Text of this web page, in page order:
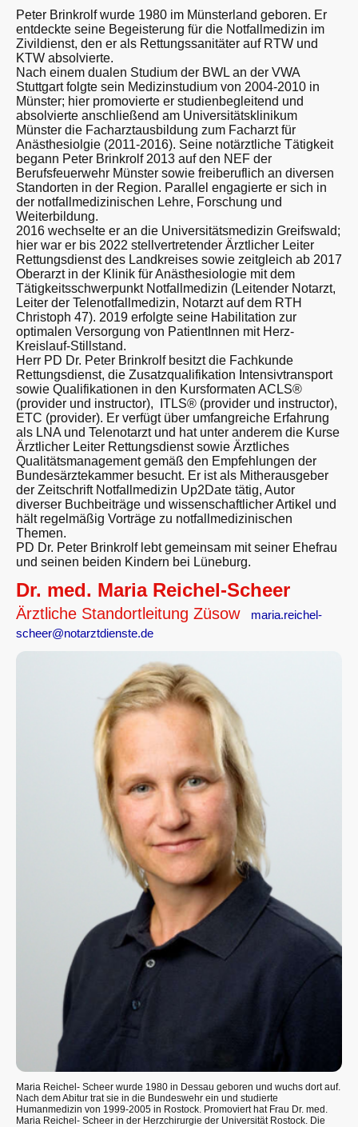
Peter Brinkrolf wurde 1980 im Münsterland geboren. Er
entdeckte seine Begeisterung für die Notfallmedizin im
Zivildienst, den er als Rettungssanitäter auf RTW und
KTW absolvierte.
Nach einem dualen Studium der BWL an der VWA
Stuttgart folgte sein Medizinstudium von 2004-2010 in
Münster; hier promovierte er studienbegleitend und
absolvierte anschließend am Universitätsklinikum
Münster die Facharztausbildung zum Facharzt für
Anästhesiolgie (2011-2016). Seine notärztliche Tätigkeit
begann Peter Brinkrolf 2013 auf den NEF der
Berufsfeuerwehr Münster sowie freiberuflich an diversen
Standorten in der Region. Parallel engagierte er sich in
der notfallmedizinischen Lehre, Forschung und
Weiterbildung.
2016 wechselte er an die Universitätsmedizin Greifswald;
hier war er bis 2022 stellvertretender Ärztlicher Leiter
Rettungsdienst des Landkreises sowie zeitgleich ab 2017
Oberarzt in der Klinik für Anästhesiologie mit dem
Tätigkeitsschwerpunkt Notfallmedizin (Leitender Notarzt,
Leiter der Telenotfallmedizin, Notarzt auf dem RTH
Christoph 47). 2019 erfolgte seine Habilitation zur
optimalen Versorgung von PatientInnen mit Herz-
Kreislauf-Stillstand.
Herr PD Dr. Peter Brinkrolf besitzt die Fachkunde
Rettungsdienst, die Zusatzqualifikation Intensivtransport
sowie Qualifikationen in den Kursformaten ACLS®
(provider und instructor), ITLS® (provider und instructor),
ETC (provider). Er verfügt über umfangreiche Erfahrung
als LNA und Telenotarzt und hat unter anderem die Kurse
Ärztlicher Leiter Rettungsdienst sowie Ärztliches
Qualitätsmanagement gemäß den Empfehlungen der
Bundesärztekammer besucht. Er ist als Mitherausgeber
der Zeitschrift Notfallmedizin Up2Date tätig, Autor
diverser Buchbeiträge und wissenschaftlicher Artikel und
hält regelmäßig Vorträge zu notfallmedizinischen
Themen.
PD Dr. Peter Brinkrolf lebt gemeinsam mit seiner Ehefrau
und seinen beiden Kindern bei Lüneburg.
Dr. med. Maria Reichel-Scheer
Ärztliche Standortleitung Züsow
maria.reichel-
scheer@notarztdienste.de
Maria Reichel- Scheer wurde 1980 in Dessau geboren und wuchs dort auf.
Nach dem Abitur trat sie in die Bundeswehr ein und studierte
Humanmedizin von 1999-2005 in Rostock. Promoviert hat Frau Dr. med.
Maria Reichel- Scheer in der Herzchirurgie der Universität Rostock. Die